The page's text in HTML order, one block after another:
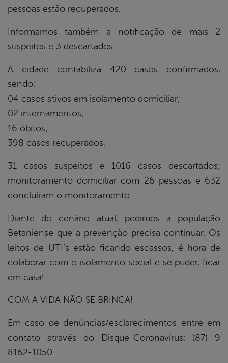
pessoas estão recuperados.
Informamos também a notificação de mais 2
suspeitos e 3 descartados.
A cidade contabiliza 420 casos confirmados,
sendo:
04 casos ativos em isolamento domiciliar;
02 internamentos;
16 óbitos;
398 casos recuperados.
31 casos suspeitos e 1016 casos descartados;
monitoramento domiciliar com 26 pessoas e 632
concluíram o monitoramento.
Diante do cenário atual, pedimos a população
Betaniense que a prevenção precisa continuar. Os
leitos de UTI’s estão ficando escassos, é hora de
colaborar com o isolamento social e se puder, ficar
em casa!
COM A VIDA NÃO SE BRINCA!
Em caso de denúncias/esclarecimentos entre em
contato através do Disque-Coronavírus: (87) 9
8162-1050